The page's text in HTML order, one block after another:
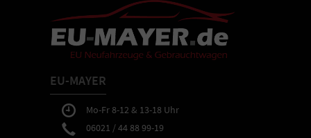
EU-MAYER
Mo-Fr 8-12 & 13-18 Uhr
06021 / 44 88 99-19